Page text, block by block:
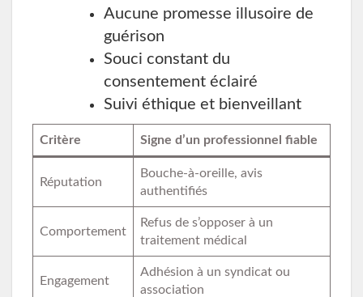
Aucune promesse illusoire de
guérison
Souci constant du
consentement éclairé
Suivi éthique et bienveillant
Critère Signe d’un professionnel fiable
Réputation
Bouche-à-oreille, avis
authentifiés
Comportement
Refus de s’opposer à un
traitement médical
Engagement
Adhésion à un syndicat ou
association